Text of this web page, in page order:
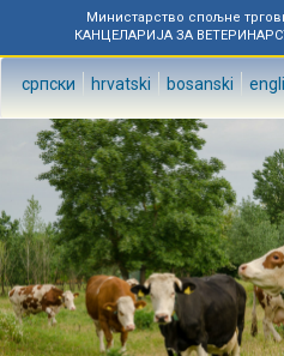
Министарство спољне
КАНЦЕЛАРИЈА ЗА
српски hrvatski bosanski